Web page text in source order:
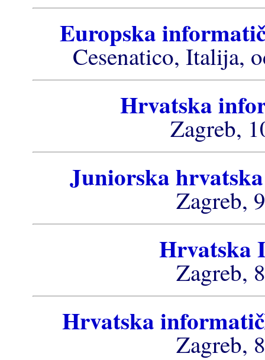
Europska
Cesenatico, Italija,
Hrvatska
Zagreb,
Juniorska
Zagreb,
Hrvatska
Zagreb,
Hrvatska
Zagreb,